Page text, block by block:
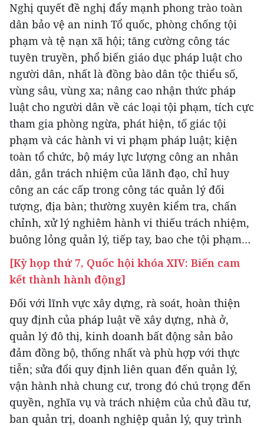
Nghị quyết đề nghị đẩy mạnh phong trào toàn
dân bảo vệ an ninh Tổ quốc, phòng chống tội
phạm và tệ nạn xã hội; tăng cường công tác
tuyên truyền, phổ biến giáo dục pháp luật cho
người dân, nhất là đồng bào dân tộc thiểu số,
vùng sâu, vùng xa; nâng cao nhận thức pháp
luật cho người dân về các loại tội phạm, tích cực
tham gia phòng ngừa, phát hiện, tố giác tội
phạm và các hành vi vi phạm pháp luật; kiện
toàn tổ chức, bộ máy lực lượng công an nhân
dân, gắn trách nhiệm của lãnh đạo, chỉ huy
công an các cấp trong công tác quản lý đối
tượng, địa bàn; thường xuyên kiểm tra, chấn
chỉnh, xử lý nghiêm hành vi thiếu trách nhiệm,
buông lỏng quản lý, tiếp tay, bao che tội phạm…
[Kỳ họp thứ 7, Quốc hội khóa XIV: Biến cam
kết thành hành động]
Đối với lĩnh vực xây dựng, rà soát, hoàn thiện
quy định của pháp luật về xây dựng, nhà ở,
quản lý đô thị, kinh doanh bất động sản bảo
đảm đồng bộ, thống nhất và phù hợp với thực
tiễn; sửa đổi quy định liên quan đến quản lý,
vận hành nhà chung cư, trong đó chú trọng đến
quyền, nghĩa vụ và trách nhiệm của chủ đầu tư,
ban quản trị, doanh nghiệp quản lý, quy trình